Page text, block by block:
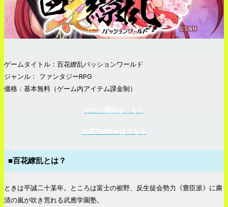
ゲームタイトル：百花繚乱パッションワールド
ジャンル： ファンタジーRPG
価格：基本無料（ゲーム内アイテム課金制）
■百花繚乱とは？
ときは平誠二十某年。ところは富士の裾野、反生徒会勢力《豊臣派》に粛
清の嵐が吹き荒れる武應学園塾。